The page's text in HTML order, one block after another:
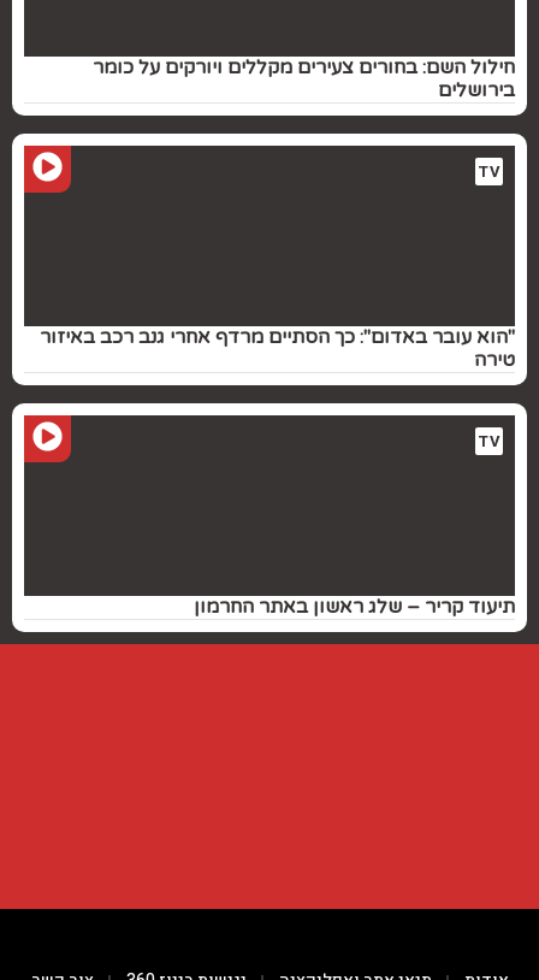
חילול השם: בחורים צעירים מקללים ויורקים על כומר
בירושלים
"הוא עובר באדום": כך הסתיים מרדף אחרי גנב רכב באיזור
טירה
TV
תיעוד קריר – שלג ראשון באתר החרמון
TV